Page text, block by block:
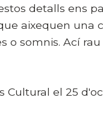
detalls ens
aixequen una
o somnis. Ací
Cultural el 25